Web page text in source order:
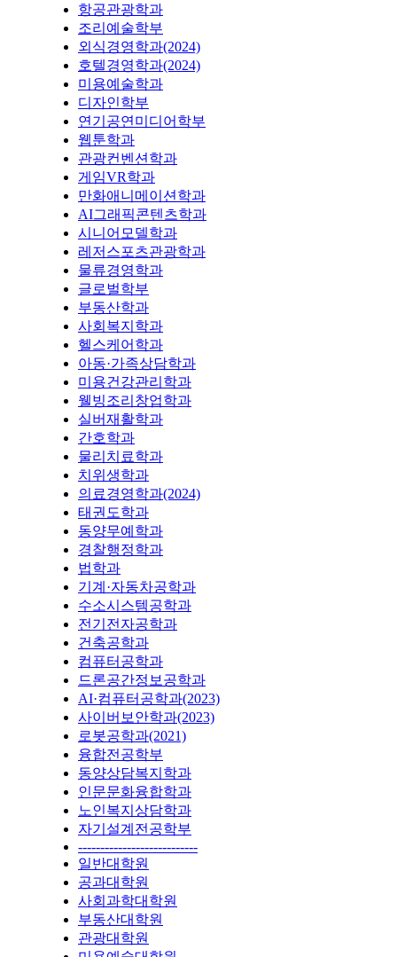
항공관광학과
조리예술학부
외식경영학과(2024)
호텔경영학과(2024)
미용예술학과
디자인학부
연기공연미디어학부
웹툰학과
관광컨벤션학과
게임VR학과
만화애니메이션학과
AI그래픽콘텐츠학과
시니어모델학과
레저스포츠관광학과
물류경영학과
글로벌학부
부동산학과
사회복지학과
헬스케어학과
아동·가족상담학과
미용건강관리학과
웰빙조리창업학과
실버재활학과
간호학과
물리치료학과
치위생학과
의료경영학과(2024)
태권도학과
동양무예학과
경찰행정학과
법학과
기계·자동차공학과
수소시스템공학과
전기전자공학과
건축공학과
컴퓨터공학과
드론공간정보공학과
AI·컴퓨터공학과(2023)
사이버보안학과(2023)
로봇공학과(2021)
융합전공학부
동양상담복지학과
인문문화융합학과
노인복지상담학과
자기설계전공학부
---------------------------
일반대학원
공과대학원
사회과학대학원
부동산대학원
관광대학원